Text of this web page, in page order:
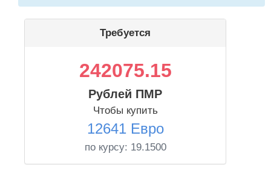
Требуется
242075.15
Рублей ПМР
Чтобы купить
12641 Евро
по курсу: 19.1500